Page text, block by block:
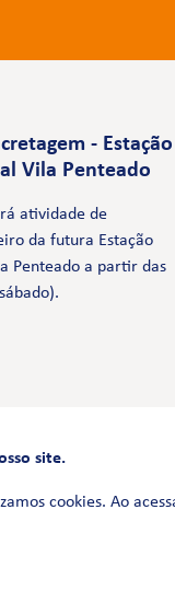
- Estação
Vila Penteado
atividade de
da futura Estação
Penteado a partir das
3172
site.
cookies. Ao